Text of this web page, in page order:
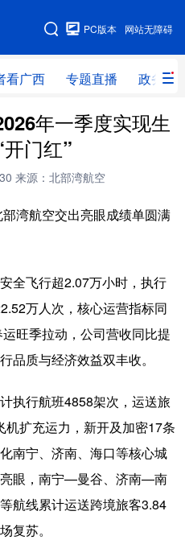
网站无障碍
PC版本
看广西 专题直播 政务信
地图
专题直播
时政 人事
网评 港澳
全球连线 教育
访谈 视频
金融 汽车
信息化 乡村振兴
旅游
年一季度实现生
门红”
来源：北部湾航空
湾航空交出亮眼成绩单圆满
飞行超2.07万小时，执行
万人次，核心运营指标同
旺季拉动，公司营收同比提
品质与经济效益双丰收。
行航班4858架次，运送旅
扩充运力，新开及加密17条
南宁、济南、海口等核心城
眼，南宁—曼谷、济南—南
线累计运送跨境旅客3.84
复苏。